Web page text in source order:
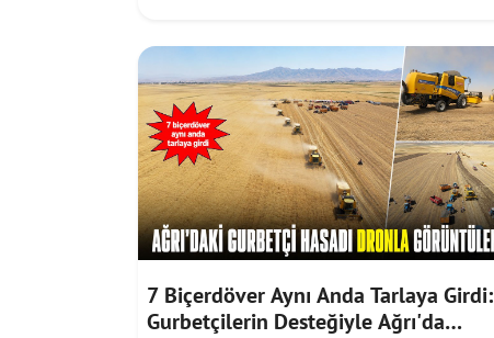
7 Biçerdöver Aynı Anda Tarlaya Girdi:
Gurbetçilerin Desteğiyle Ağrı'da